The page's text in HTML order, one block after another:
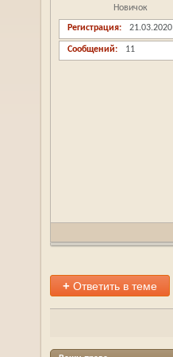
Новичок
Регистрация 21.03.2020
Сообщений 11
+ Ответить в теме